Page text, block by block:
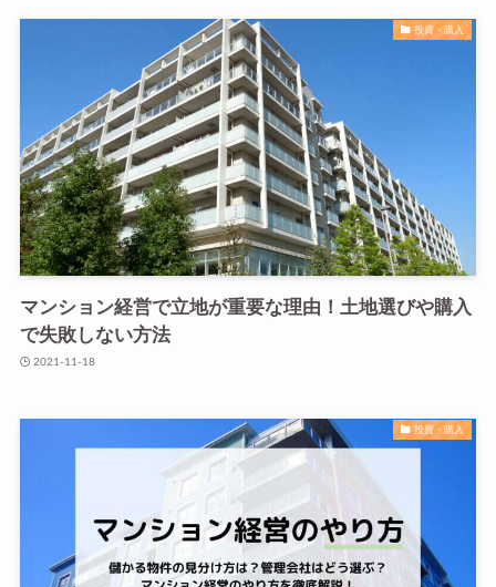
投資・購入
マンション経営で立地が重要な理由！土地選びや購入
で失敗しない方法
2021-11-18
投資・購入